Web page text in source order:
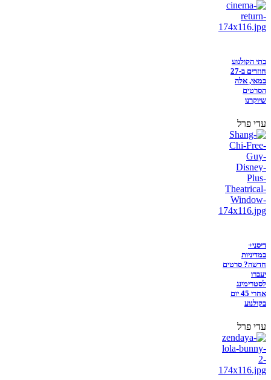
בתי הקולנוע
חוזרים ב-27
במאי, אלה
הסרטים
שיוקרנו
עדי פרל
דיסני+
במדיניות
חדשה? סרטים
יעברו
לסטרימינג
אחרי 45 יום
בקולנוע
עדי פרל